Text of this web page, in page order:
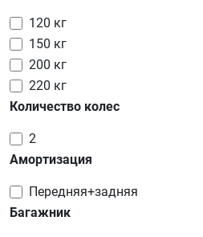
120 кг
150 кг
200 кг
220 кг
Количество колес
2
Амортизация
Передняя+задняя
Багажник